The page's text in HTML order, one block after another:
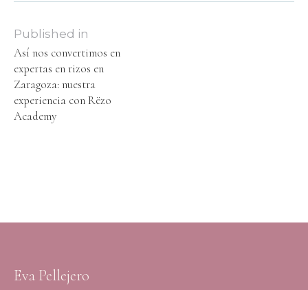
Published in
Así nos convertimos en
expertas en rizos en
Zaragoza: nuestra
experiencia con Rëzo
Academy
Eva Pellejero